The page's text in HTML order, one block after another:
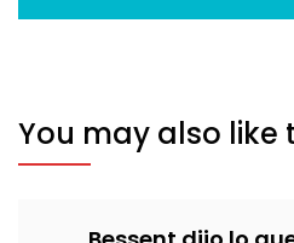
You may also like